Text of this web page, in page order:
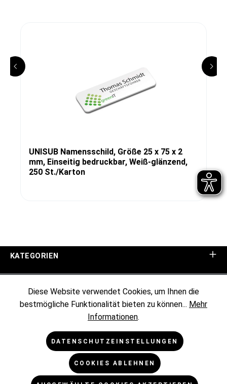
UNISUB Namensschild, Größe 25 x 75 x 2
mm, Einseitig bedruckbar, Weiß-glänzend,
250 St./Karton
KATEGORIEN
KUNDENINFORMATIONEN
RECHTLICHES
Diese Website verwendet Cookies, um Ihnen die
bestmögliche Funktionalität bieten zu können... Mehr
Informationen.
DATENSCHUTZEINSTELLUNGEN
COOKIES ABLEHNEN